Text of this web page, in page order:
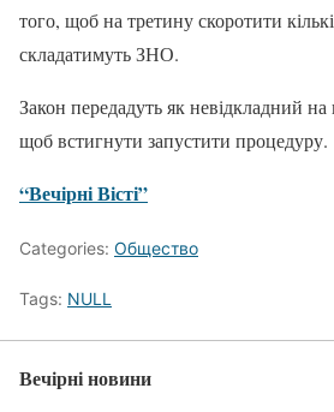
того, щоб на третину скоротити
складатимуть ЗНО.
Закон передадуть як невідкладний
щоб встигнути запустити процедуру.
“Вечірні Вісті”
Categories: Общество
Tags: NULL
Вечірні новини